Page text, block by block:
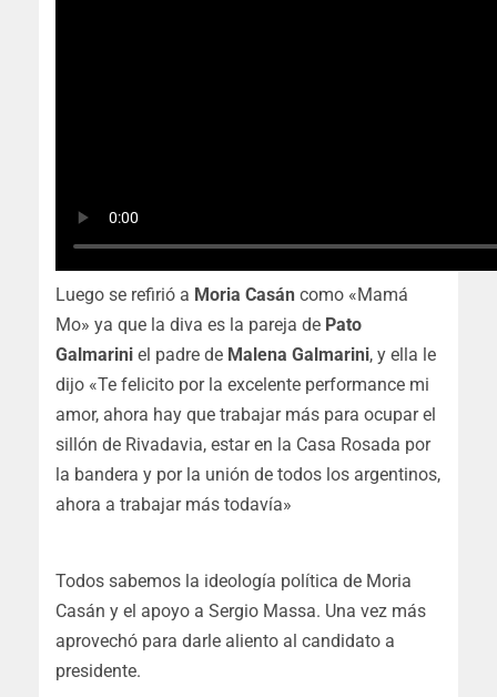
Luego se refirió a Moria Casán como «Mamá
Mo» ya que la diva es la pareja de Pato
Galmarini el padre de Malena Galmarini, y ella le
dijo «Te felicito por la excelente performance mi
amor, ahora hay que trabajar más para ocupar el
sillón de Rivadavia, estar en la Casa Rosada por
la bandera y por la unión de todos los argentinos,
ahora a trabajar más todavía»
Todos sabemos la ideología política de Moria
Casán y el apoyo a Sergio Massa. Una vez más
aprovechó para darle aliento al candidato a
presidente.